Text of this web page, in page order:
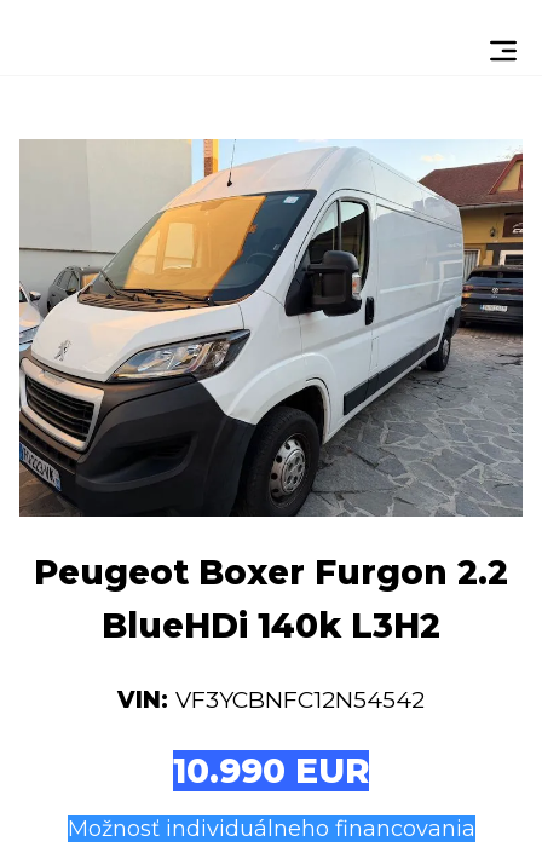
Peugeot Boxer Furgon 2.2
BlueHDi 140k L3H2
VIN: VF3YCBNFC12N54542
10.990 EUR
Možnosť individuálneho financovania